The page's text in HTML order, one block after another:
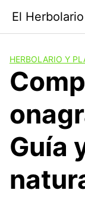
contenido
El
HERBOLARIO Y
Guía